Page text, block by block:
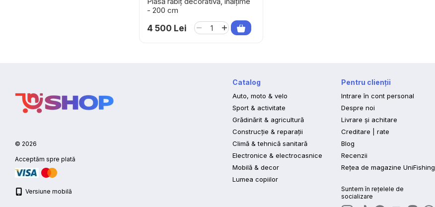
- 200 cm
4 500 Lei
© 2026
Acceptăm spre plată
Versiune mobilă
Catalog
Auto, moto & velo
Sport & activitate
Grădinărit & agricultură
Construcție & reparații
Climă & tehnică sanitară
Electronice & electrocasnice
Mobilă & decor
Lumea copiilor
Pentru clienții
Intrare în cont personal
Despre noi
Livrare și achitare
Creditare | rate
Blog
Recenzii
Rețea de magazine UniFishing
Suntem în rețelele de
socializare